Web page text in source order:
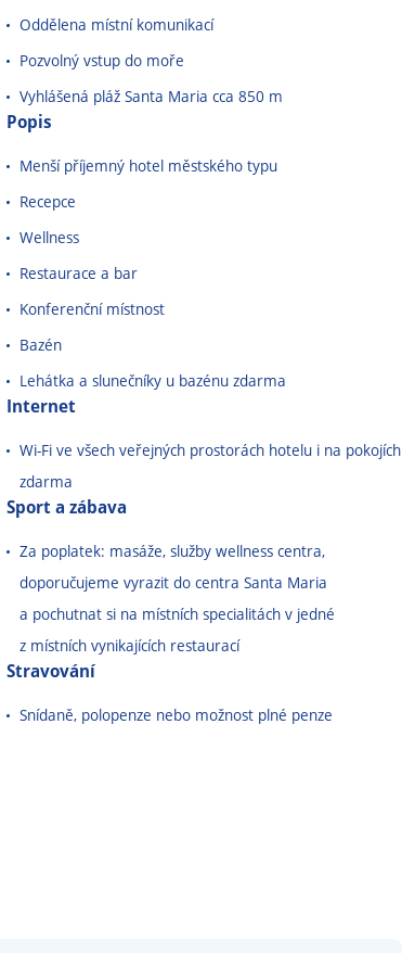
Oddělena místní komunikací
Pozvolný vstup do moře
Vyhlášená pláž Santa Maria cca 850 m
Popis
Menší příjemný hotel městského typu
Recepce
Wellness
Restaurace a bar
Konferenční místnost
Bazén
Lehátka a slunečníky u bazénu zdarma
Internet
Wi-Fi ve všech veřejných prostorách hotelu i na pokojích
zdarma
Sport a zábava
Za poplatek: masáže, služby wellness centra,
doporučujeme vyrazit do centra Santa Maria
a pochutnat si na místních specialitách v jedné
z místních vynikajících restaurací
Stravování
Snídaně, polopenze nebo možnost plné penze